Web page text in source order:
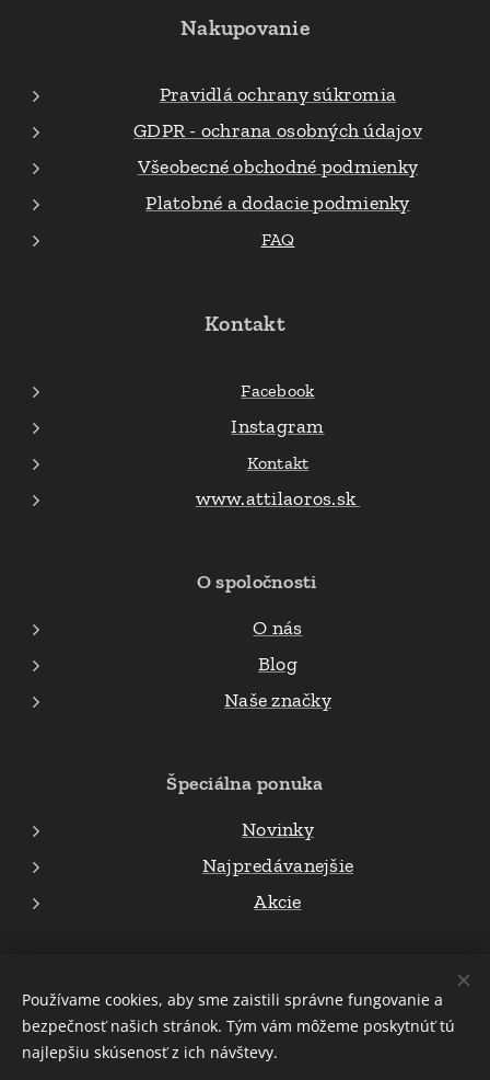
Nakupovanie
Pravidlá ochrany súkromia
GDPR - ochrana osobných údajov
Všeobecné obchodné podmienky
Platobné a dodacie podmienky
FAQ
Kontakt
Facebook
Instagram
Kontakt
www.attilaoros.sk
O spoločnosti
O nás
Blog
Naše značky
Špeciálna ponuka
Novinky
Najpredávanejšie
Akcie
© 2023 všetky práva vyhradené Attila Oros
Cookies
Používame cookies, aby sme zaistili správne fungovanie a
bezpečnosť našich stránok. Tým vám môžeme poskytnúť tú
najlepšiu skúsenosť z ich návštevy.